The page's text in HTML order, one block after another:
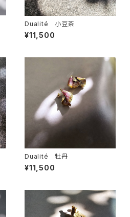
Dualité 小豆茶
¥11,500
Dualité 牡丹
¥11,500